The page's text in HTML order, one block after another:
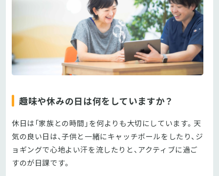
趣味や休みの日は何をしていますか？
休日は「家族との時間」を何よりも大切にしています。天
気の良い日は、子供と一緒にキャッチボールをしたり、ジ
ョギングで心地よい汗を流したりと、アクティブに過ご
すのが日課です。